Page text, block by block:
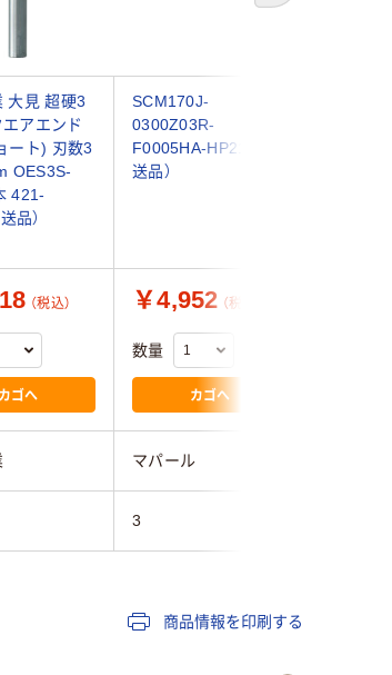
大見 超硬3
アエンド
ート) 刃数3
OES3S-
421-
品）
SCM170J-
0300Z03R-
F0005HA-HP214（直
送品）
（税込）
カゴへ
￥4,952 （税込）
数量
カゴへ
マパール
3
商品情報を印刷する